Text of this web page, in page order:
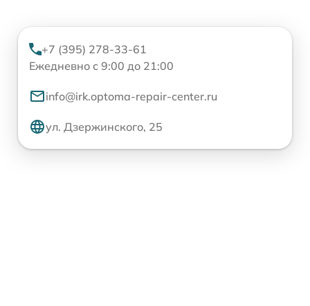
+7 (395) 278-33-61
Ежедневно с 9:00 до 21:00
info@irk.optoma-repair-center.ru
ул. Дзержинского, 25